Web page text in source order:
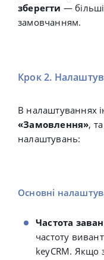
зберегти —
замовчанням.
Крок 2.
В налаштуваннях
«Замовлення»,
налаштувань:
Основні
Частота
частоту
keyCRM. Якщо